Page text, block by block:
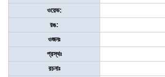
ওয়েভ:
রঙ:
ওজনঃ
প্রস্থঃ
রচনাঃ